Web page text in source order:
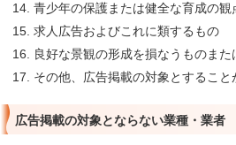
青少年の保護または健全な育成の
求人広告およびこれに類するもの
良好な景観の形成を損なうものま
その他、広告掲載の対象とするこ
広告掲載の対象とならない業種・業者